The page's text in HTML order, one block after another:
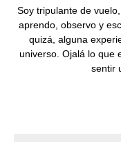
Soy tripulante de
aprendo, observo y
quizá, alguna
universo. Ojalá lo que
sentir